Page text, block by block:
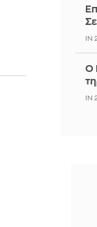
IN
Ο
IN